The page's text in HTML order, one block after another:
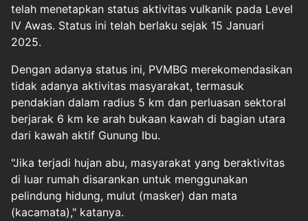
telah menetapkan status aktivitas vulkanik pada Level
IV Awas. Status ini telah berlaku sejak 15 Januari
2025.
Dengan adanya status ini, PVMBG merekomendasikan
tidak adanya aktivitas masyarakat, termasuk
pendakian dalam radius 5 km dan perluasan sektoral
berjarak 6 km ke arah bukaan kawah di bagian utara
dari kawah aktif Gunung Ibu.
"Jika terjadi hujan abu, masyarakat yang beraktivitas
di luar rumah disarankan untuk menggunakan
pelindung hidung, mulut (masker) dan mata
(kacamata)," katanya.